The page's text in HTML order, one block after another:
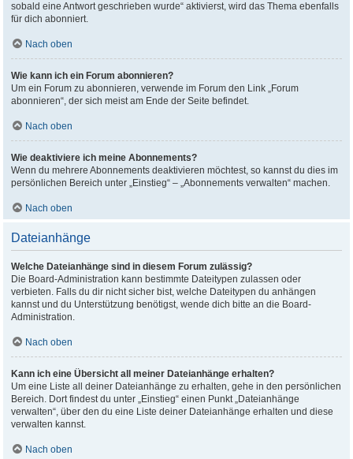
sobald eine Antwort geschrieben wurde“ aktivierst, wird das Thema ebenfalls
für dich abonniert.
Nach oben
Wie kann ich ein Forum abonnieren?
Um ein Forum zu abonnieren, verwende im Forum den Link „Forum
abonnieren“, der sich meist am Ende der Seite befindet.
Nach oben
Wie deaktiviere ich meine Abonnements?
Wenn du mehrere Abonnements deaktivieren möchtest, so kannst du dies im
persönlichen Bereich unter „Einstieg“ – „Abonnements verwalten“ machen.
Nach oben
Dateianhänge
Welche Dateianhänge sind in diesem Forum zulässig?
Die Board-Administration kann bestimmte Dateitypen zulassen oder
verbieten. Falls du dir nicht sicher bist, welche Dateitypen du anhängen
kannst und du Unterstützung benötigst, wende dich bitte an die Board-
Administration.
Nach oben
Kann ich eine Übersicht all meiner Dateianhänge erhalten?
Um eine Liste all deiner Dateianhänge zu erhalten, gehe in den persönlichen
Bereich. Dort findest du unter „Einstieg“ einen Punkt „Dateianhänge
verwalten“, über den du eine Liste deiner Dateianhänge erhalten und diese
verwalten kannst.
Nach oben